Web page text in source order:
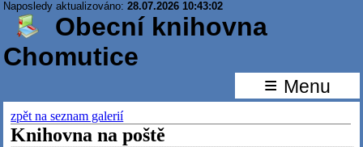
Naposledy aktualizováno:28.07.2026 10:43:02
Obecní knihovna
Chomutice
≡ Menu
zpět na seznam galerií
Knihovna na poště